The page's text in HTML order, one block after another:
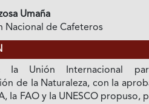
Umaña
Nacional de Cafeteros
Ia Unión Internacional
de Ia Naturaleza, con Ia
Ia FAO y Ia UNESCO propuso,